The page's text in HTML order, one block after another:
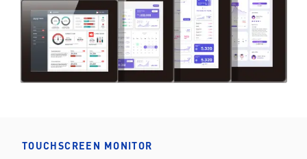
TOUCHSCREEN MONITOR